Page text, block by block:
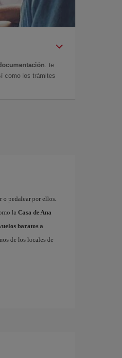
: te
como los trámites
o pedalear por ellos.
la Casa de Ana
baratos a
de los locales de